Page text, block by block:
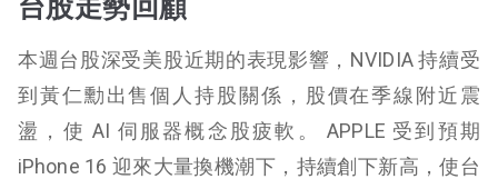
台股走勢回顧
本週台股深受美股近期的表現影響，NVIDIA 持續受
到黃仁勳出售個人持股關係，股價在季線附近震
盪，使 AI 伺服器概念股疲軟。 APPLE 受到預期
iPhone 16 迎來大量換機潮下，持續創下新高，使台